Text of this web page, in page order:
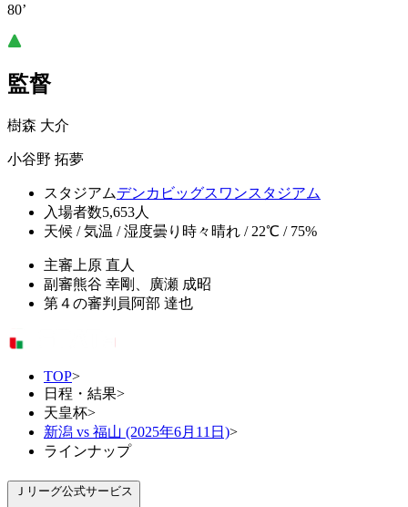
80’
監督
樹森 大介
小谷野 拓夢
スタジアムデンカビッグスワンスタジアム
入場者数5,653人
天候 / 気温 / 湿度曇り時々晴れ / 22℃ / 75%
主審 上原 直人
副審熊谷 幸剛、廣瀬 成昭
第４の審判員 阿部 達也
TOP>
日程・結果>
天皇杯>
新潟 vs 福山 (2025年6月11日)>
ラインナップ
Ｊリーグ公式サービス